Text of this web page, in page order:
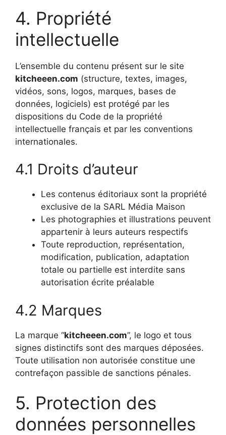
4. Propriété
intellectuelle
L’ensemble du contenu présent sur le site
kitcheeen.com (structure, textes, images,
vidéos, sons, logos, marques, bases de
données, logiciels) est protégé par les
dispositions du Code de la propriété
intellectuelle français et par les conventions
internationales.
4.1 Droits d’auteur
Les contenus éditoriaux sont la propriété
exclusive de la SARL Média Maison
Les photographies et illustrations peuvent
appartenir à leurs auteurs respectifs
Toute reproduction, représentation,
modification, publication, adaptation
totale ou partielle est interdite sans
autorisation écrite préalable
4.2 Marques
La marque “kitcheeen.com”, le logo et tous
signes distinctifs sont des marques déposées.
Toute utilisation non autorisée constitue une
contrefaçon passible de sanctions pénales.
5. Protection des
données personnelles